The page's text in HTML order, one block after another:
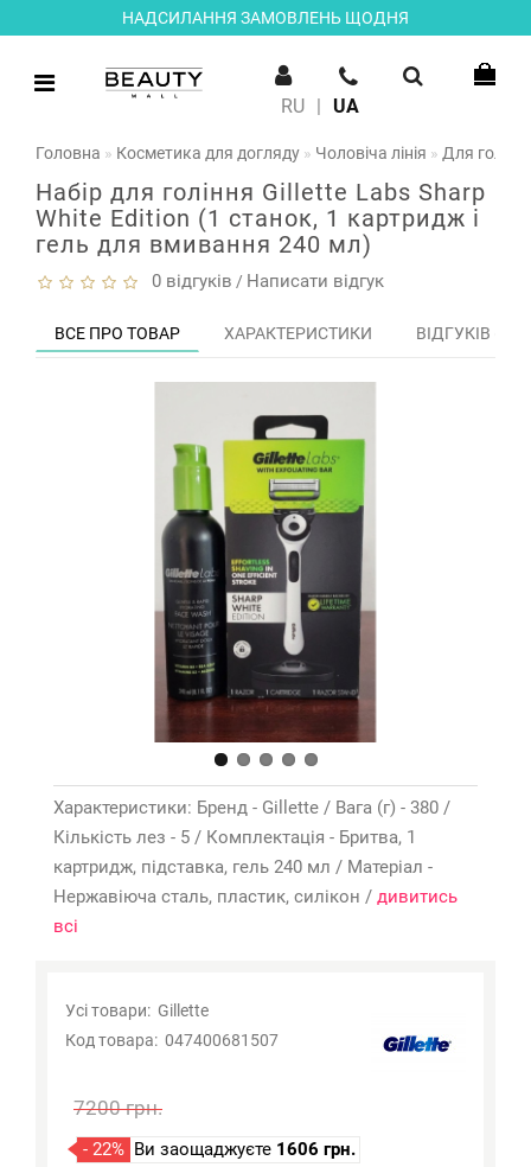
НАДСИЛАННЯ ЗАМОВЛЕНЬ ЩОДНЯ
RU | UA
Головна Косметика для догляду Чоловіча лінія Для
Набір для гоління Gillette Labs Sharp
White Edition (1 станок, 1 картридж і
гель для вмивання 240 мл)
0 відгуків / Написати відгук
ВСЕ ПРО ТОВАР ХАРАКТЕРИСТИКИ ВІДГУКІВ (0)
Характеристики: Бренд - Gillette / Вага (г) - 380 /
Кількість лез - 5 / Комплектація - Бритва, 1
картридж, підставка, гель 240 мл / Матеріал -
Нержавіюча сталь, пластик, силікон / дивитись
всі
Усі товари: Gillette
Код товара: 047400681507
7200 грн.
- 22% Ви заощаджуєте 1606 грн.